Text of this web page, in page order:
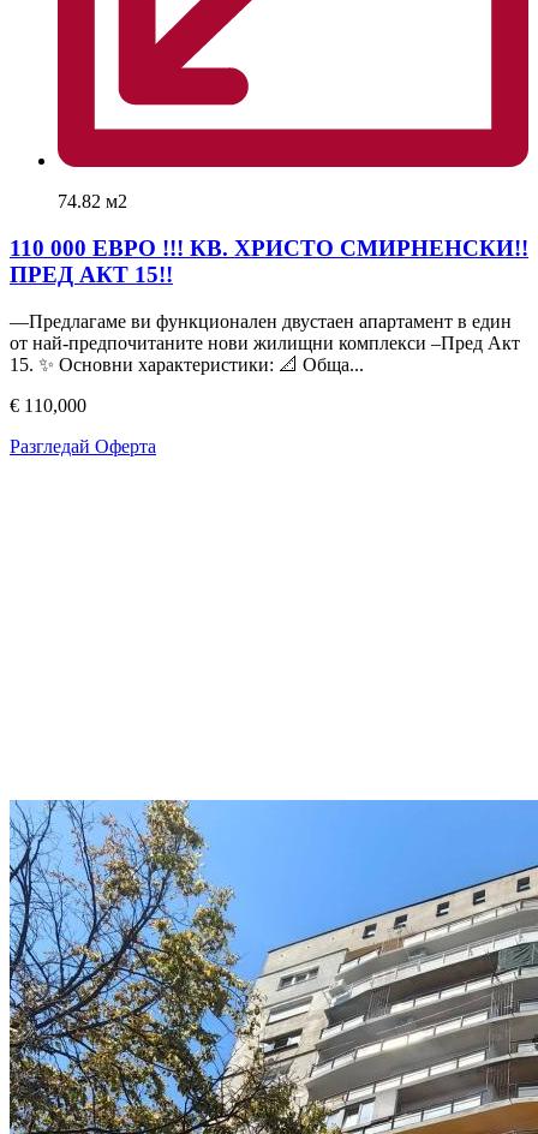
74.82 м2
110 000 ЕВРО !!! КВ. ХРИСТО СМИРНЕНСКИ!!
ПРЕД АКТ 15!!
—Предлагаме ви функционален двустаен апартамент в един
от най-предпочитаните нови жилищни комплекси –Пред Акт
15. ✨ Основни характеристики: 📐 Обща...
€ 110,000
Разгледай Оферта